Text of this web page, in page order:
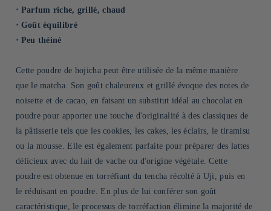
⋅ Parfum riche, grillé, chaud
⋅ Goût équilibré
⋅ Peu théiné
Cette poudre de hojicha peut être utilisée de la même manière
que le matcha. Son goût chaleureux et grillé évoque des notes de
noisette et de cacao, en faisant un substitut idéal au chocolat en
poudre pour apporter une touche d'originalité à des classiques de
la pâtisserie tels que les cookies, les cakes, les éclairs, le tiramisu
ou la mousse. Elle est également parfaite pour préparer des lattes
délicieux avec du lait de vache ou d'origine végétale. Cette
poudre est obtenue en torréfiant du tencha récolté à Uji, puis en
le réduisant en poudre. En plus de lui conférer son goût
caractéristique, le processus de torréfaction élimine la majorité de